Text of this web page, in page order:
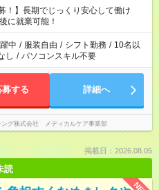
い」 など、ご希望を教えてください
時間が 合計で週40時間を超える場
！】長期でじっくり安心して働け
に就業可能！
中 / 服装自由 / シフト勤務 / 10名以
し / パソコンスキル不要
募する 詳細へ
ング株式会社 メディカルケア事業部
掲載日：2026.08.05
読